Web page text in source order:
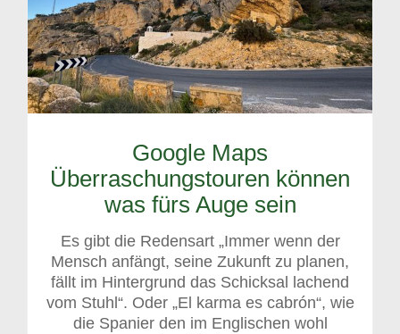
Google Maps
Überraschungstouren können
was fürs Auge sein
Es gibt die Redensart „Immer wenn der
Mensch anfängt, seine Zukunft zu planen,
fällt im Hintergrund das Schicksal lachend
vom Stuhl“. Oder „El karma es cabrón“, wie
die Spanier den im Englischen wohl